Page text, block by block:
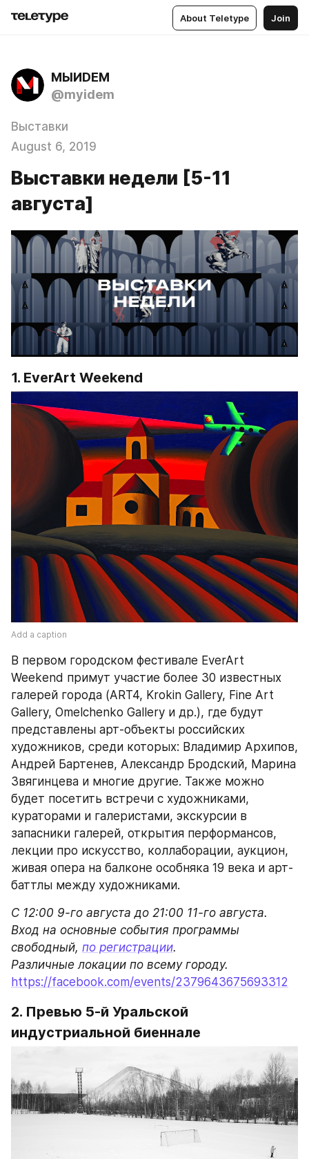
About Teletype Join
МЫИDЕМ
@myidem
Выставки
August 6, 2019
Выставки недели [5-11
августа]
1. EverArt Weekend
Add a caption
В первом городском фестивале EverArt
Weekend примут участие более 30 известных
галерей города (ART4, Krokin Gallery, Fine Art
Gallery, Omelchenko Gallery и др.), где будут
представлены арт-объекты российских
художников, среди которых: Владимир Архипов,
Андрей Бартенев, Александр Бродский, Марина
Звягинцева и многие другие. Также можно
будет посетить встречи с художниками,
кураторами и галеристами, экскурсии в
запасники галерей, открытия перформансов,
лекции про искусство, коллаборации, аукцион,
живая опера на балконе особняка 19 века и арт-
баттлы между художниками.
С 12:00 9-го августа до 21:00 11-го августа.
Вход на основные события программы
свободный, по регистрации.
https://facebook.com/events/2379643675693312
2. Превью 5-й Уральской
индустриальной биеннале